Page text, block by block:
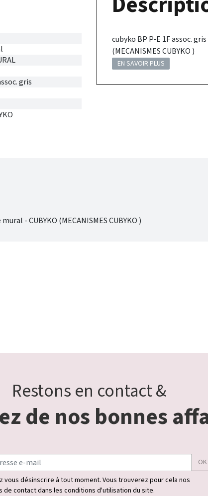
gris
cubyko BP P-E 1F assoc.
(MECANISMES CUBYKO )
EN SAVOIR PLUS
- CUBYKO (MECANISMES CUBYKO )
Restons en contact &
de nos bonnes
OK
vous désinscrire à tout moment. Vous trouverez pour cela nos
de contact dans les conditions d'utilisation du site.